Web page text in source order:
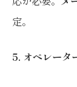
定。
5. オペレータ